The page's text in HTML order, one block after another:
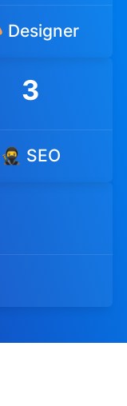
Designer
3
🥷 SEO